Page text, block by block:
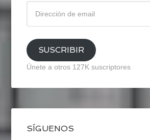
email
SUSCRIBIR
Únete a otros 127K suscriptores
SÍGUENOS